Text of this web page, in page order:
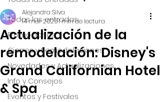
Todas las entradas
Promociones
Cierres y Remodelaciones
Novedades y Actualizaciones
Info y Consejos
Eventos y Festivales
Actualización de la
remodelación: Disney's
Grand Californian Hotel
& Spa
Alejandra Silva
14 mar 20251 min de lectura